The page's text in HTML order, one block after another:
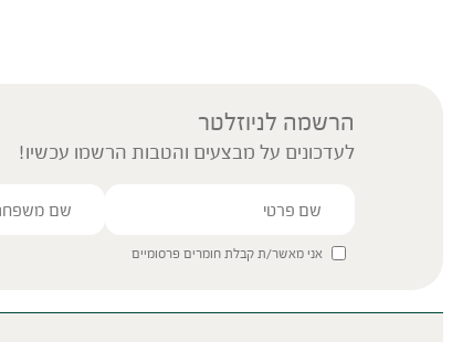
הרשמה לניוזלטר
לעדכונים על מבצעים והטבות הרשמו עכשיו!
אני מאשר/ת קבלת חומרים פרסומיים